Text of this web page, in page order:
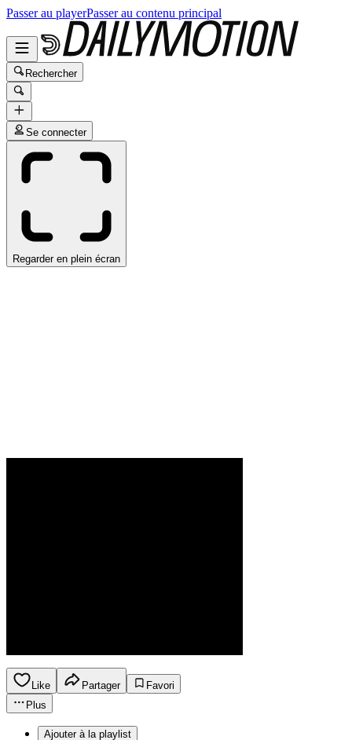
Passer au playerPasser au contenu principal
Rechercher
Se connecter
Regarder en plein écran
Like Partager
Favori
Plus
Ajouter à la playlist